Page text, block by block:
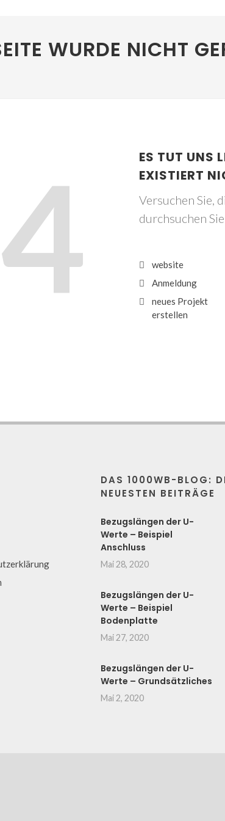
WURDE NICHT
ES TUT UNS
EXISTIERT
Versuchen Sie,
durchsuchen
website
Anmeldung
neues Projekt
erstellen
DAS 1000WB-BLOG:
NEUESTEN BEITRÄGE
Bezugslängen der U-
Werte – Beispiel
Anschluss
Mai 28, 2020
Bezugslängen der U-
Werte – Beispiel
Bodenplatte
Mai 27, 2020
Bezugslängen der U-
Werte – Grundsätzliches
Mai 2, 2020